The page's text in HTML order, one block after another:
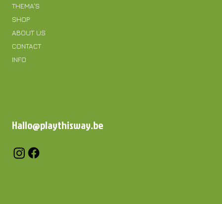
THEMA'S
SHOP
ABOUT US
CONTACT
INFO
Hallo@playthisway.be